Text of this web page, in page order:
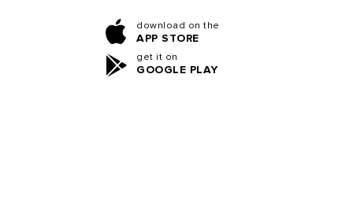
download on the
APP STORE
get it on
GOOGLE PLAY